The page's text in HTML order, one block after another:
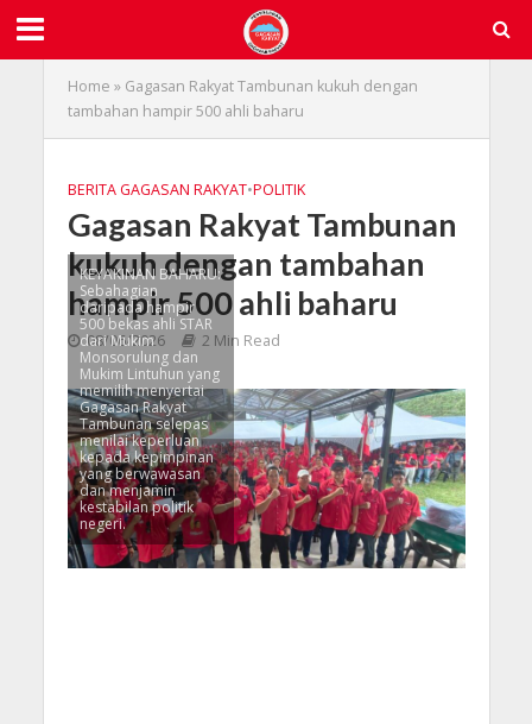
Home » Gagasan Rakyat Tambunan kukuh dengan
tambahan hampir 500 ahli baharu
BERITA GAGASAN RAKYAT•POLITIK
Gagasan Rakyat Tambunan
kukuh dengan tambahan
hampir 500 ahli baharu
08/06/2026 2 Min Read
KEYAKINAN BAHARU:
Sebahagian
daripada hampir
500 bekas ahli STAR
dari Mukim
Monsorulung dan
Mukim Lintuhun yang
memilih menyertai
Gagasan Rakyat
Tambunan selepas
menilai keperluan
kepada kepimpinan
yang berwawasan
dan menjamin
kestabilan politik
negeri.